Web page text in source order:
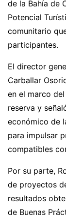
de la Bahía de
Potencial
comunitario
participantes.
El director
Carballar
en el marco
reserva y
económico de
para impulsar
compatibles
Por su parte,
de proyectos
resultados
de Buenas